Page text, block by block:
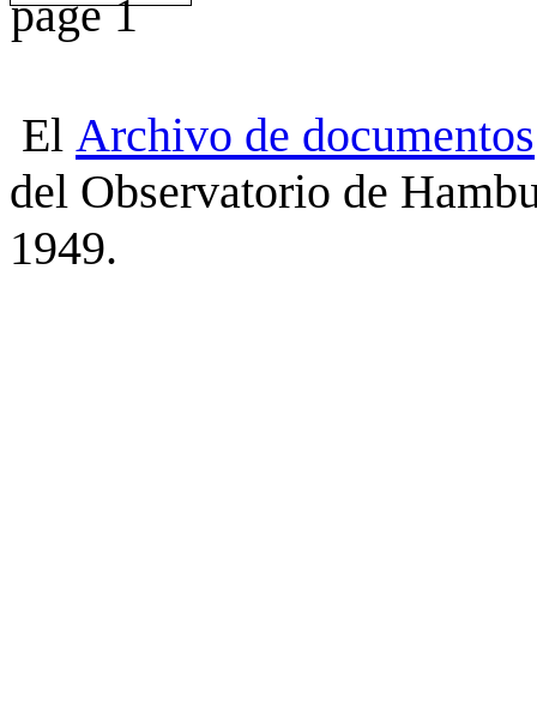
El Archivo de documentos
del Observatorio de
1949.